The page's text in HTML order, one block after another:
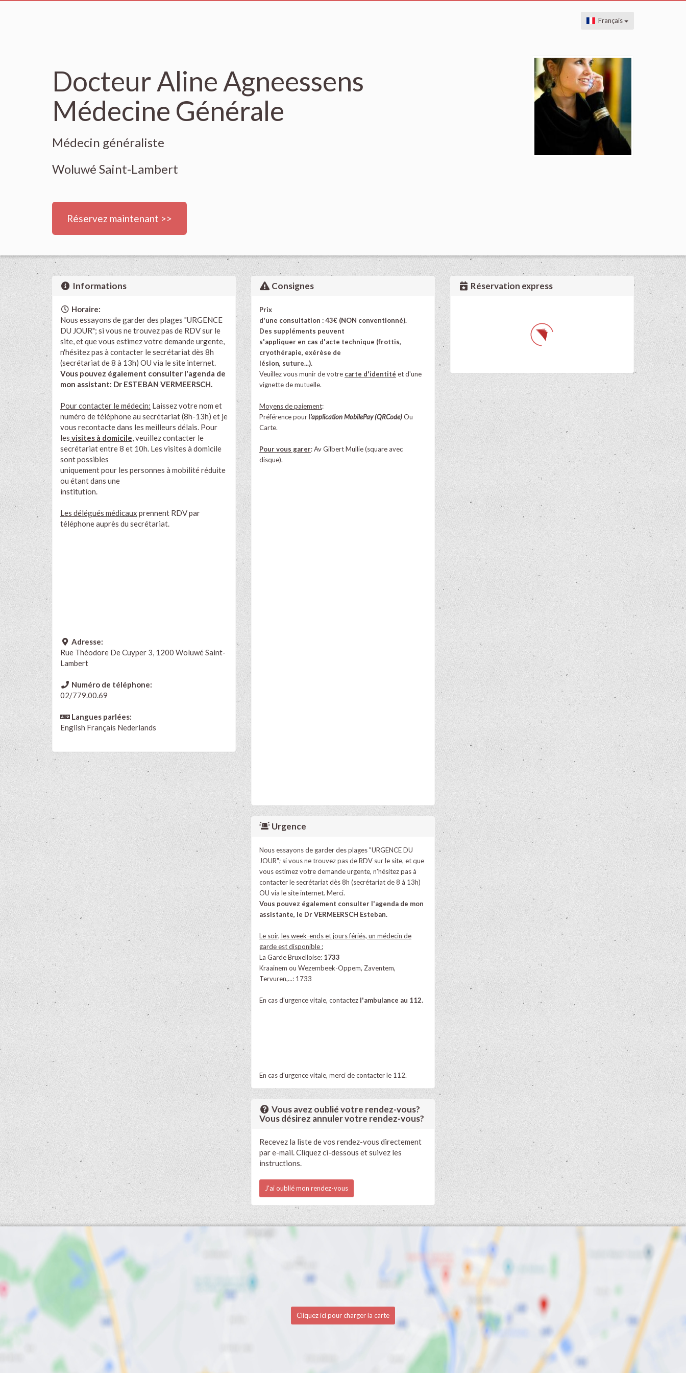
Français
Docteur Aline Agneessens
Médecine Générale
Médecin généraliste
Woluwé Saint-Lambert
Réservez maintenant >>
Informations
Horaire:
Nous essayons de garder des plages "URGENCE
DU JOUR"; si vous ne trouvez pas de RDV sur le
site, et que vous estimez votre demande urgente,
n'hésitez pas à contacter le secrétariat dès 8h
(secrétariat de 8 à 13h) OU via le site internet.
Vous pouvez également consulter l'agenda de
mon assistant: Dr ESTEBAN VERMEERSCH.
Pour contacter le médecin: Laissez votre nom et
numéro de téléphone au secrétariat (8h-13h) et je
vous recontacte dans les meilleurs délais. Pour
les visites à domicile , veuillez contacter le
secrétariat entre 8 et 10h. Les visites à domicile
sont possibles
uniquement pour les personnes à mobilité réduite
ou étant dans une
institution.
Les délégués médicaux prennent RDV par
téléphone auprès du secrétariat.
Adresse:
Rue Théodore De Cuyper 3, 1200 Woluwé Saint-
Lambert
Numéro de téléphone:
02/779.00.69
Langues parlées:
English Français Nederlands
Consignes
Prix
d'une consultation : 43€ (NON conventionné).
Des suppléments peuvent
s'appliquer en cas d'acte technique (frottis,
cryothérapie, exérèse de
lésion, suture...).
Veuillez vous munir de votre carte d'identité et d'une
vignette de mutuelle.
Moyens de paiement:
Préférencepour l'application MobilePay(QRCode)Ou
Carte.
Pour vous garer: Av Gilbert Mullie (square avec
disque).
Urgence
Nous essayons de garder des plages "URGENCE DU
JOUR"; si vous ne trouvez pas de RDV sur le site, et que
vous estimez votre demande urgente, n'hésitez pas à
contacter le secrétariat dès 8h (secrétariat de 8 à 13h)
OU via le site internet. Merci.
Vous pouvez également consulter l'agenda de mon
assistante, le Dr VERMEERSCH Esteban.
Le soir, les week-ends et jours fériés, un médecin de
garde est disponible :
La Garde Bruxelloise: 1733
Kraainem ou Wezembeek-Oppem, ​Zaventem,
Tervuren,...: 1733
En cas d'urgence vitale, contactez l'ambulance au 112.
En cas d'urgence vitale, merci de contacter le 112.
Vous avez oublié votre rendez-vous?
Vous désirez annuler votre rendez-vous?
Recevez la liste de vos rendez-vous directement
par e-mail. Cliquez ci-dessous et suivez les
instructions.
J'ai oublié mon rendez-vous
Réservation express
Cliquez ici pour charger la carte